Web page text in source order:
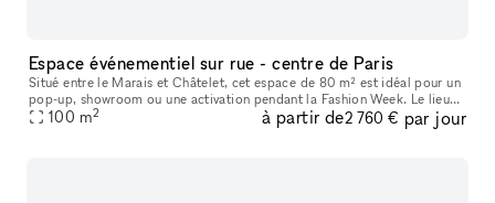
Espace événementiel sur rue - centre de Paris
Situé entre le Marais et Châtelet, cet espace de 80 m² est idéal pour un
pop-up, showroom ou une activation pendant la Fashion Week. Le lieu
se compose de deux espaces : une première pièce lumineuse
100 m2 à partir de2 760 € par jour